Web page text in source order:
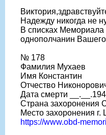
Надежду никогда не
В списках
однополчанин
№ 178
Фамилия Мухаев
Имя Константин
Отчество
Дата смерти
Страна захоронения
Место захоронения
https://www.obd-